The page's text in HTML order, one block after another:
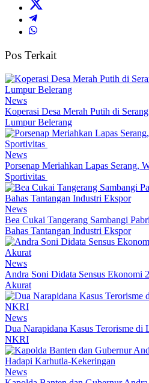
Pos Terkait
News
Koperasi Desa Merah Putih di
Lumpur Belerang
News
Porsenap Meriahkan Lapas Serang,
Sportivitas
News
Bea Cukai Tangerang Sambangi
Bahas Tantangan Industri Ekspor
News
Andra Soni Didata Sensus Ekonomi
Akurat
News
Dua Narapidana Kasus Terorisme di
NKRI
News